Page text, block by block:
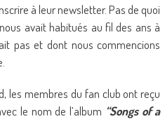
à leur newsletter. Pas de quoi
avait habitués au fil des ans à
pas et dont nous commencions
les membres du fan club ont reçu
le nom de l’album “Songs of a